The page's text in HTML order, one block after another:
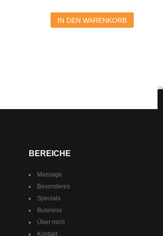
IN DEN WARENKORB
BEREICHE
Massage
Besonderes
Specials
Business
Über mich
Kontakt